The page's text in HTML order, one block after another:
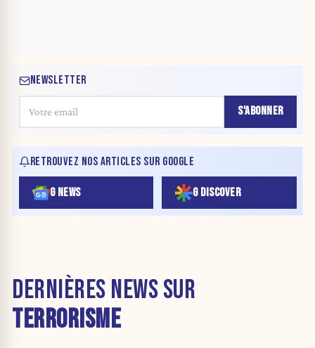
NEWSLETTER
S'ABONNER
RETROUVEZ NOS ARTICLES SUR GOOGLE
G NEWS G DISCOVER
DERNIÈRES NEWS SUR
TERRORISME